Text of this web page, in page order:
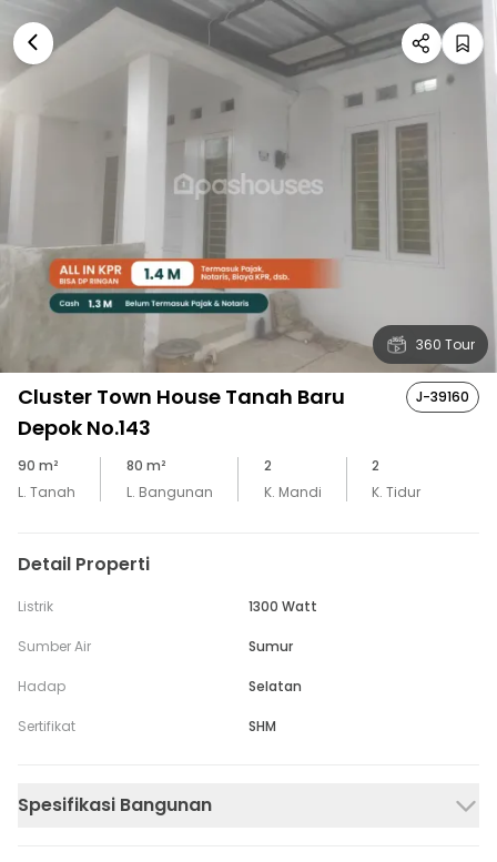
360 Tour
Cluster Town House Tanah Baru
Depok No.143
J-39160
90 m²
L. Tanah
80 m²
L. Bangunan
2
K. Mandi
2
K. Tidur
Detail Properti
Listrik 1300 Watt
Sumber Air Sumur
Hadap Selatan
Sertifikat SHM
Spesifikasi Bangunan